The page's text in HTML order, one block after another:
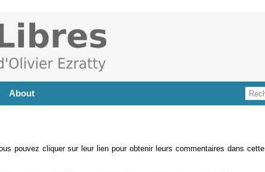
About
pouvez cliquer sur leur lien pour obtenir leurs commentaires dans cette